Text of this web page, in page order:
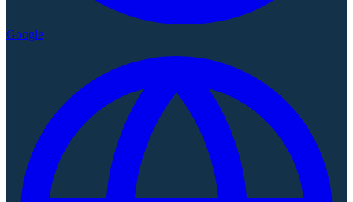
Google